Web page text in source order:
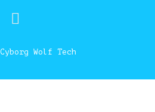
Cyborg Wolf Tech